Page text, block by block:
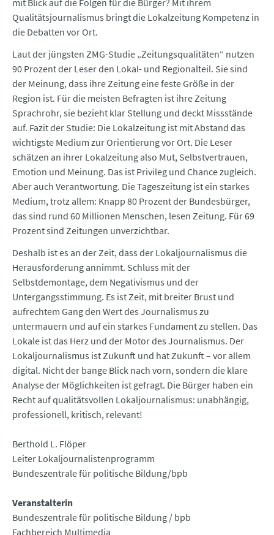
Qualitätsjournalismus bringt die Lokalzeitung Kompetenz in
die Debatten vor Ort.
Laut der jüngsten ZMG-Studie „Zeitungsqualitäten“ nutzen
90 Prozent der Leser den Lokal- und Regionalteil. Sie sind
der Meinung, dass ihre Zeitung eine feste Größe in der
Region ist. Für die meisten Befragten ist ihre Zeitung
Sprachrohr, sie bezieht klar Stellung und deckt Missstände
auf. Fazit der Studie: Die Lokalzeitung ist mit Abstand das
wichtigste Medium zur Orientierung vor Ort. Die Leser
schätzen an ihrer Lokalzeitung also Mut, Selbstvertrauen,
Emotion und Meinung. Das ist Privileg und Chance zugleich.
Aber auch Verantwortung. Die Tageszeitung ist ein starkes
Medium, trotz allem: Knapp 80 Prozent der Bundesbürger,
das sind rund 60 Millionen Menschen, lesen Zeitung. Für 69
Prozent sind Zeitungen unverzichtbar.
Deshalb ist es an der Zeit, dass der Lokaljournalismus die
Herausforderung annimmt. Schluss mit der
Selbstdemontage, dem Negativismus und der
Untergangsstimmung. Es ist Zeit, mit breiter Brust und
aufrechtem Gang den Wert des Journalismus zu
untermauern und auf ein starkes Fundament zu stellen. Das
Lokale ist das Herz und der Motor des Journalismus. Der
Lokaljournalismus ist Zukunft und hat Zukunft – vor allem
digital. Nicht der bange Blick nach vorn, sondern die klare
Analyse der Möglichkeiten ist gefragt. Die Bürger haben ein
Recht auf qualitätsvollen Lokaljournalismus: unabhängig,
professionell, kritisch, relevant!
Berthold L. Flöper
Leiter Lokaljournalistenprogramm
Bundeszentrale für politische Bildung/bpb
Veranstalterin
Bundeszentrale für politische Bildung / bpb
Fachbereich Multimedia